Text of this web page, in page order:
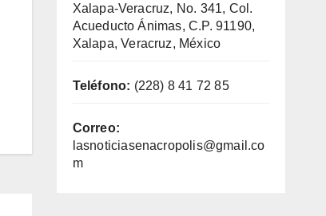
Xalapa-Veracruz, No. 341, Col.
Acueducto Ánimas, C.P. 91190,
Xalapa, Veracruz, México
Teléfono: (228) 8 41 72 85
Correo:
lasnoticiasenacropolis@gmail.co
m